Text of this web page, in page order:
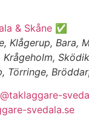
& Skåne ✅
Klågerup, Bara,
Törringe,
svedala.se